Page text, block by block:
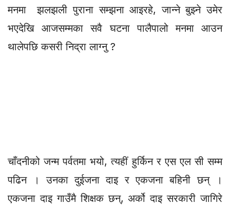
मनमा झलझली पुराना सम्झना आइरहे, जान्ने बुझ्ने उमेर
भएदेखि आजसम्मका सवै घटना पालैपालो मनमा आउन
थालेपछि कसरी निद्रा लाग्नु ?
चाँदनीको जन्म पर्वतमा भयो, त्यहीं हुर्किन र एस एल सी सम्म
पढिन । उनका दुईजना दाइ र एकजना बहिनी छन् ।
एकजना दाइ गाउँमै शिक्षक छन्, अर्को दाइ सरकारी जागिरे